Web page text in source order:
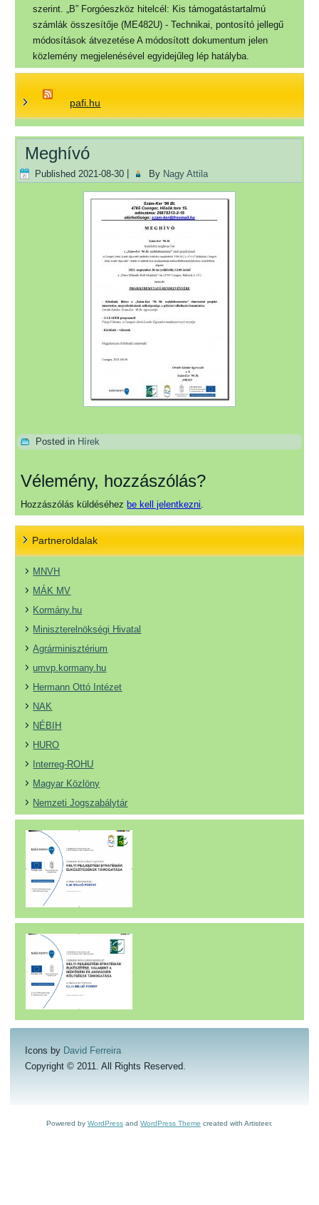
szerint. „B” Forgóeszköz hitelcél: Kis támogatástartalmú
számlák összesítője (ME482U) - Technikai, pontosító jellegű
módosítások átvezetése A módosított dokumentum jelen
közlemény megjelenésével egyidejűleg lép hatályba.
pafi.hu
Meghívó
Published 2021-08-30 By Nagy Attila
Posted in Hírek
Vélemény, hozzászólás?
Hozzászólás küldéséhez be kell jelentkezni.
Partneroldalak
MNVH
MÁK MV
Kormány.hu
Miniszterelnökségi Hivatal
Agrárminisztérium
umvp.kormany.hu
Hermann Ottó Intézet
NAK
NÉBIH
HURO
Interreg-ROHU
Magyar Közlöny
Nemzeti Jogszabálytár
Icons by David Ferreira
Copyright © 2011. All Rights Reserved.
Powered by WordPress and WordPress Theme created with Artisteer.